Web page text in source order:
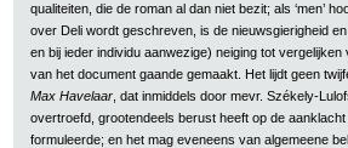
qualiteiten, die de roman al dan niet bezit; als ‘men’
over Deli wordt geschreven, is de nieuwsgierigheid
en bij ieder individu aanwezige) neiging tot
van het document gaande gemaakt. Het lijdt geen
Max Havelaar , dat inmiddels door mevr. Székely-
overtroefd, grootendeels berust heeft op de aanklacht
formuleerde; en het mag eveneens van algemeene